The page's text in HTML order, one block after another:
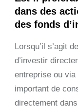
dans des
des fonds
Lorsqu’il s’agit
d’investir
entreprise ou
important de
directement